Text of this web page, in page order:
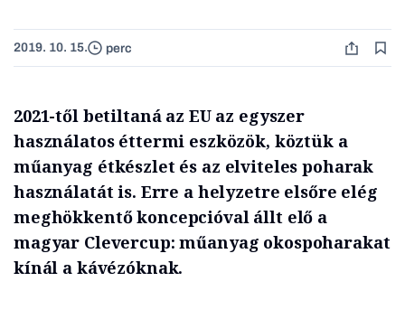
2019. 10. 15. perc
2021-től betiltaná az EU az egyszer
használatos éttermi eszközök, köztük a
műanyag étkészlet és az elviteles poharak
használatát is. Erre a helyzetre elsőre elég
meghökkentő koncepcióval állt elő a
magyar Clevercup: műanyag okospoharakat
kínál a kávézóknak.